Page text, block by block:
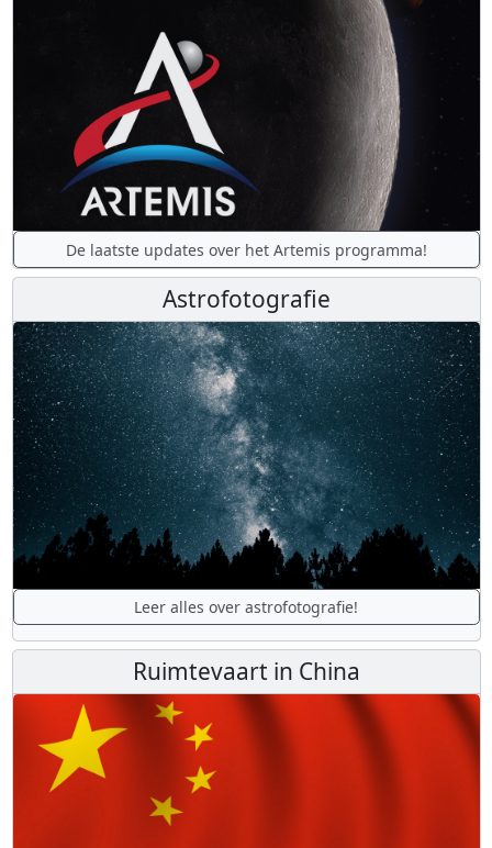
De laatste updates over het Artemis programma!
Astrofotografie
Leer alles over astrofotografie!
Ruimtevaart in China